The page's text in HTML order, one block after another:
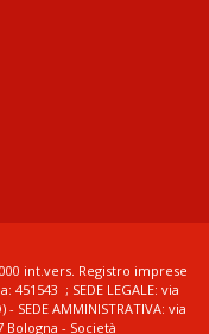
int.vers. Registro imprese
451543 ; SEDE LEGALE: via
SEDE AMMINISTRATIVA: via
Bologna - Società